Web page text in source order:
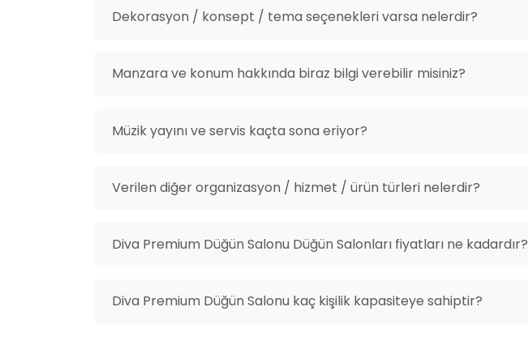
Dekorasyon / konsept / tema seçenekleri varsa nelerdir?
Manzara ve konum hakkında biraz bilgi verebilir misiniz?
Müzik yayını ve servis kaçta sona eriyor?
Verilen diğer organizasyon / hizmet / ürün türleri nelerdir?
Diva Premium Düğün Salonu Düğün Salonları fiyatları ne kadardır?
Diva Premium Düğün Salonu kaç kişilik kapasiteye sahiptir?